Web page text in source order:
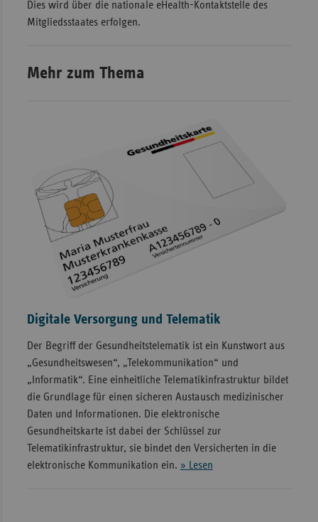
Dies wird über die nationale eHealth-Kontaktstelle des
Mitgliedsstaates erfolgen.
Mehr zum Thema
Digitale Versorgung und Telematik
Der Begriff der Gesundheitstelematik ist ein Kunstwort aus
„Gesundheitswesen“, „Telekommunikation“ und
„Informatik“. Eine einheitliche Telematikinfrastruktur bildet
die Grundlage für einen sicheren Austausch medizinischer
Daten und Informationen. Die elektronische
Gesundheitskarte ist dabei der Schlüssel zur
Telematikinfrastruktur, sie bindet den Versicherten in die
elektronische Kommunikation ein. » Lesen